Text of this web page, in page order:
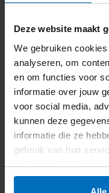
Deze website maakt
We gebruiken
analyseren, om
en om functies voor
informatie over jouw
voor social media,
kunnen deze
informatie die ze
gebruik van hun
privacyverklaring.
Geroosterde